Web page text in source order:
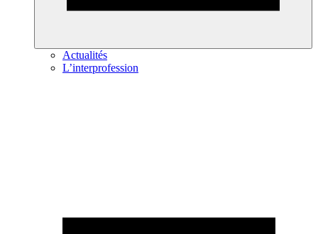
Actualités
L’interprofession